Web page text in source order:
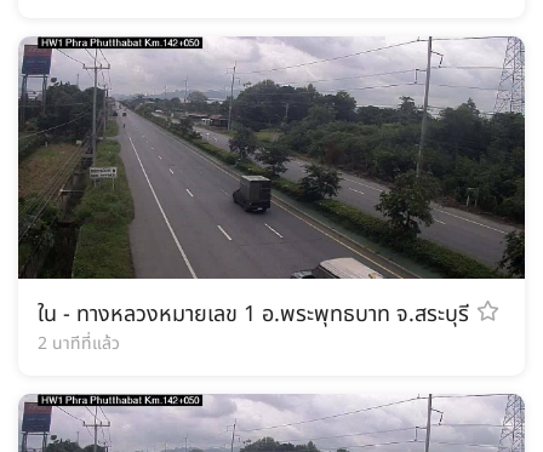
ใน - ทางหลวงหมายเลข 1 อ.พระพุทธบาท จ.สระบุรี
2 นาทีที่แล้ว